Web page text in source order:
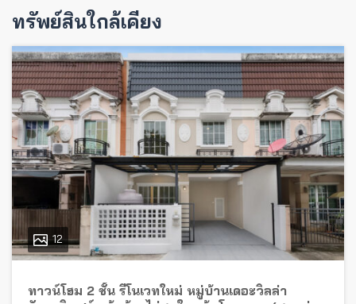
ทรัพย์สินใกล้เคียง
12
ทาวน์โฮม 2 ชั้น รีโนเวทใหม่ หมู่บ้านเดอะวิลล่า